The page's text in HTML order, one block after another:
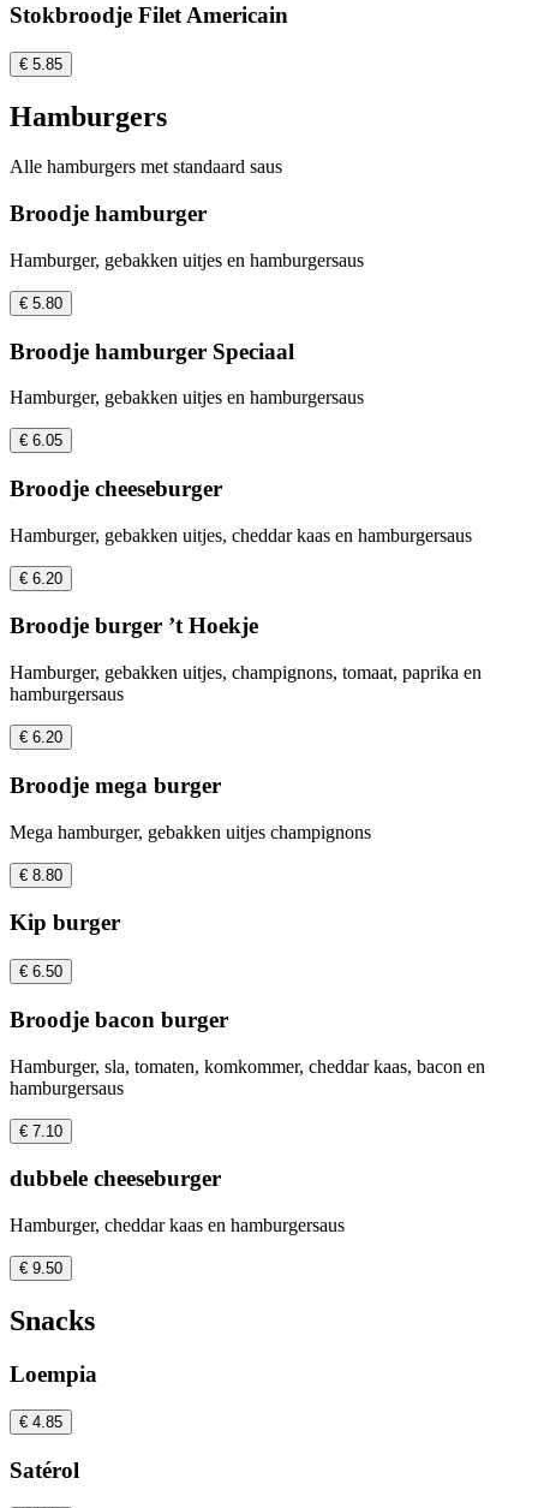
Stokbroodje Filet Americain
€ 5.85
Hamburgers
Alle hamburgers met standaard saus
Broodje hamburger
Hamburger, gebakken uitjes en hamburgersaus
€ 5.80
Broodje hamburger Speciaal
Hamburger, gebakken uitjes en hamburgersaus
€ 6.05
Broodje cheeseburger
Hamburger, gebakken uitjes, cheddar kaas en hamburgersaus
€ 6.20
Broodje burger ’t Hoekje
Hamburger, gebakken uitjes, champignons, tomaat, paprika en
hamburgersaus
€ 6.20
Broodje mega burger
Mega hamburger, gebakken uitjes champignons
€ 8.80
Kip burger
€ 6.50
Broodje bacon burger
Hamburger, sla, tomaten, komkommer, cheddar kaas, bacon en
hamburgersaus
€ 7.10
dubbele cheeseburger
Hamburger, cheddar kaas en hamburgersaus
€ 9.50
Snacks
Loempia
€ 4.85
Satérol